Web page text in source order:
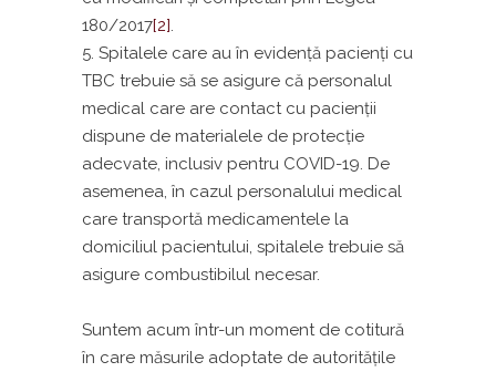
180/2017[2].
Spitalele care au în evidenţă pacienţi cu
TBC trebuie să se asigure că personalul
medical care are contact cu pacienţii
dispune de materialele de protecţie
adecvate, inclusiv pentru COVID-19. De
asemenea, în cazul personalului medical
care transportă medicamentele la
domiciliul pacientului, spitalele trebuie să
asigure combustibilul necesar.
Suntem acum într-un moment de cotitură
în care măsurile adoptate de autorităţile